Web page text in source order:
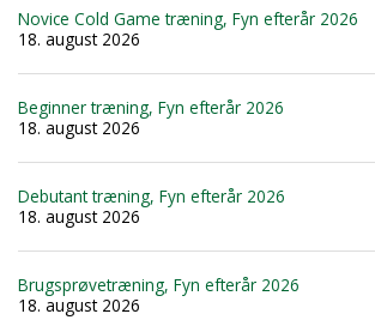
Novice Cold Game træning, Fyn efterår 2026
18. august 2026
Beginner træning, Fyn efterår 2026
18. august 2026
Debutant træning, Fyn efterår 2026
18. august 2026
Brugsprøvetræning, Fyn efterår 2026
18. august 2026